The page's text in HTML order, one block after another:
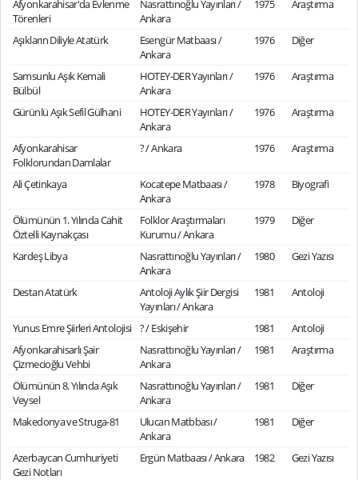
Afyonkarahisar'da Evlenme
Törenleri
Nasrattınoğlu Yayınları /
Ankara
1975 Araştırma
Aşıkların Diliyle Atatürk
Esengür Matbaası /
Ankara
1976 Diğer
Samsunlu Aşık Kemali
Bülbül
HOTEY-DER Yayınları /
Ankara
1976 Araştırma
Gürünlü Aşık Sefil Gülhani
HOTEY-DER Yayınları /
Ankara
1976 Araştırma
Afyonkarahisar
Folklorundan Damlalar
? / Ankara 1976 Araştırma
Ali Çetinkaya
Kocatepe Matbaası /
Ankara
1978 Biyografi
Ölümünün 1. Yılında Cahit
Öztelli Kaynakçası
Folklor Araştırmaları
Kurumu / Ankara
1979 Diğer
Kardeş Libya
Nasrattınoğlu Yayınları /
Ankara
1980 Gezi Yazısı
Destan Atatürk
Antoloji Aylık Şiir Dergisi
Yayınları / Ankara
1981 Antoloji
Yunus Emre Şiirleri Antolojisi ? / Eskişehir 1981
Antoloji
Afyonkarahisarlı Şair
Çizmecioğlu Vehbi
Nasrattınoğlu Yayınları /
Ankara
1981 Araştırma
Ölümünün 8. Yılında Aşık
Veysel
Nasrattınoğlu Yayınları /
Ankara
1981 Diğer
Makedonya ve Struga-81
Ulucan Matbbası /
Ankara
1981 Diğer
Azerbaycan Cumhuriyeti
Gezi Notları
Ergün Matbaası / Ankara 1982 Gezi Yazısı